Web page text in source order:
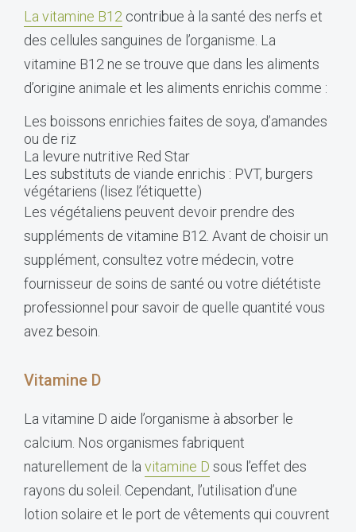
La vitamine B12 contribue à la santé des nerfs et
des cellules sanguines de l’organisme. La
vitamine B12 ne se trouve que dans les aliments
d’origine animale et les aliments enrichis comme :
Les boissons enrichies faites de soya, d’amandes
ou de riz
La levure nutritive Red Star
Les substituts de viande enrichis : PVT, burgers
végétariens (lisez l’étiquette)
Les végétaliens peuvent devoir prendre des
suppléments de vitamine B12. Avant de choisir un
supplément, consultez votre médecin, votre
fournisseur de soins de santé ou votre diététiste
professionnel pour savoir de quelle quantité vous
avez besoin.
Vitamine D
La vitamine D aide l’organisme à absorber le
calcium. Nos organismes fabriquent
naturellement de la vitamine D sous l’effet des
rayons du soleil. Cependant, l’utilisation d’une
lotion solaire et le port de vêtements qui couvrent